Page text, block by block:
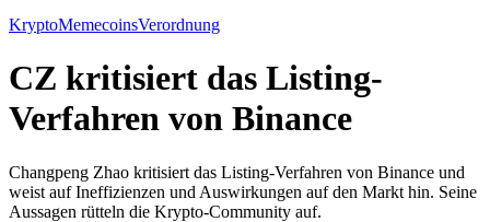
KryptoMemecoinsVerordnung
CZ kritisiert das Listing-
Verfahren von Binance
Changpeng Zhao kritisiert das Listing-Verfahren von Binance und
weist auf Ineffizienzen und Auswirkungen auf den Markt hin. Seine
Aussagen rütteln die Krypto-Community auf.